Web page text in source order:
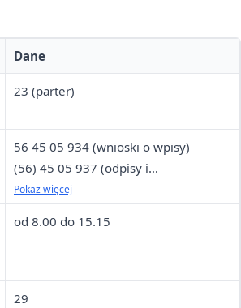
Dane
23 (parter)
56 45 05 934 (wnioski o wpisy)
(56) 45 05 937 (odpisy i
zaświadczenia)
Pokaż więcej
od 8.00 do 15.15
29